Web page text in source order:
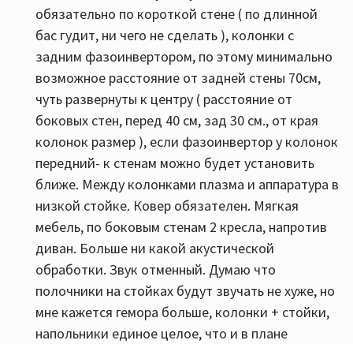
обязательно по короткой стене ( по длинной
бас гудит, ни чего не сделать ), колонки с
задним фазоинвертором, по этому минимально
возможное расстояние от задней стены 70см,
чуть развернуты к центру ( расстояние от
боковых стен, перед 40 см, зад 30 см., от края
колонок размер ), если фазоинвертор у колонок
передний- к стенам можно будет установить
ближе. Между колонками плазма и аппаратура в
низкой стойке. Ковер обязателен. Мягкая
мебель, по боковым стенам 2 кресла, напротив
диван. Больше ни какой акустической
обработки. Звук отменный. Думаю что
полочники на стойках будут звучать не хуже, но
мне кажется гемора больше, колонки + стойки,
напольники единое целое, что и в плане